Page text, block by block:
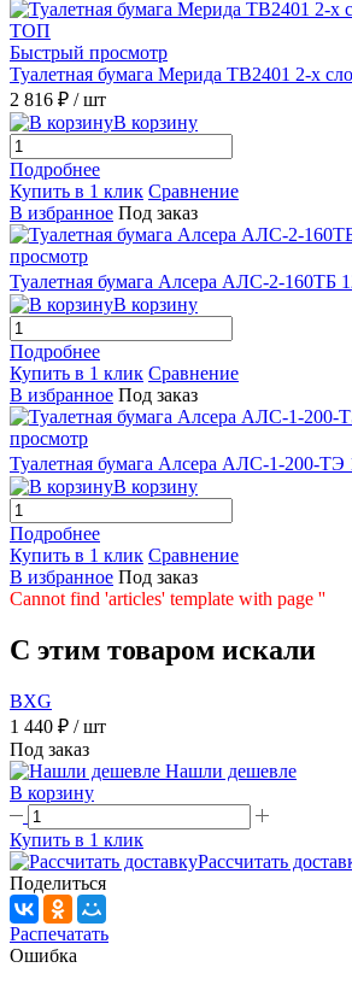
Быстрый просмотр
Туалетная бумага Мерида TB2401 2-х
2 816 ₽ / шт
В корзину
Подробнее
Купить в 1 клик Сравнение
В избранное Под заказ
просмотр
Туалетная бумага Алсера АЛС-2-160ТБ
В корзину
Подробнее
Купить в 1 клик Сравнение
В избранное Под заказ
просмотр
Туалетная бумага Алсера АЛС-1-200-ТЭ
В корзину
Подробнее
Купить в 1 клик Сравнение
В избранное Под заказ
Cannot find 'articles' template with page ''
C этим товаром искали
BXG
1 440 ₽ / шт
Под заказ
Нашли дешевле
В корзину
Купить в 1 клик
Рассчитать
Поделиться
Распечатать
Ошибка